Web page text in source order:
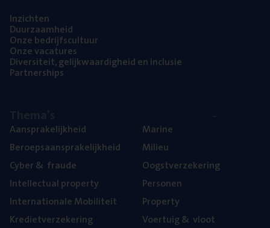
Inzich­ten
Duur­zaam­heid
Onze bedrijfs­cul­tuur
Onze vaca­tu­res
Diver­si­teit, gelijk­waar­dig­heid en inclusie
Part­ner­ships
Aan­spra­ke­lijk­heid
Beroeps­aan­spra­ke­lijk­heid
Cyber& fraude
Intel­lec­tu­al property
Inter­na­ti­o­na­le Mobiliteit
Kre­diet­ver­ze­ke­ring
Mari­ne
Mili­eu
Oogst­ver­ze­ke­ring
Per­so­nen
Pro­per­ty
Voer­tuig& vloot